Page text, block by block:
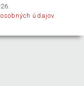
údajov